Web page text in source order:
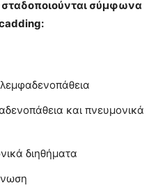
σύμφωνα
και πνευμονικά
διηθήματα